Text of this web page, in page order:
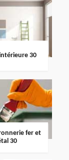
30
fer et
30